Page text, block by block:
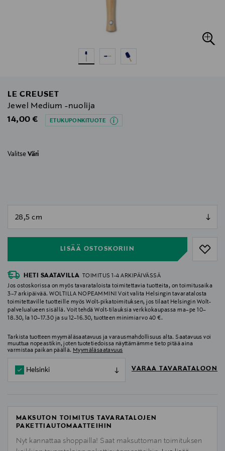
LE CREUSET
Jewel Medium -nuolija
Original Price
14,00 € ETUKUPONKITUOTE
Valitse Väri
LISÄÄ OSTOSKORIIN
HETI SAATAVILLA
TOIMITUS 1-4 ARKIPÄIVÄSSÄ
Jos ostoskorissa on myös tavarataloista toimitettavia tuotteita, on toimitusaika
3–7 arkipäivää. WOLTILLA NOPEAMMIN! Voit valita Helsingin tavaratalosta
toimitettaville tuotteille myös Wolt-pikatoimituksen, jos tilaat Helsingin Wolt-
palvelualueen sisällä. Voit tehdä Wolt-tilauksia verkkokaupassa ma–pe 10–
18.30, la 10–17.30 ja su 12–16.30, tuotteen minimiarvo 40 €.
Tarkista tuotteen myymäläsaatavuus ja varausmahdollisuus alta. Saatavuus voi
muuttua nopeastikin, joten tuotetiedoissa näyttämämme tieto pitää aina
varmistaa paikan päällä. Myymäläsaatavuus
Helsinki VARAA TAVARATALOON
MAKSUTON TOIMITUS TAVARATALOJEN
PAKETTIAUTOMAATTEIHIN
Nyt kannattaa shoppailla! Saat maksuttoman toimituksen